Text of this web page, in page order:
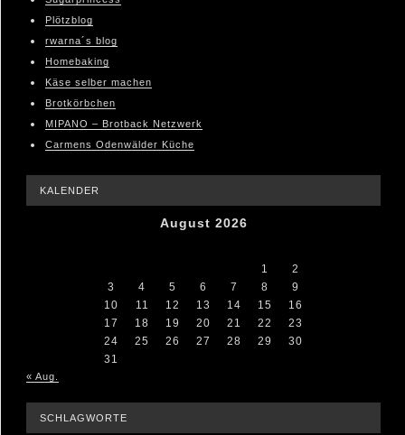
Plötzblog
rwarna´s blog
Homebaking
Käse selber machen
Brotkörbchen
MIPANO – Brotback Netzwerk
Carmens Odenwälder Küche
KALENDER
August 2026
1
2
3
4 5 6 7 8
9
10
11 12 13 14 15
16
17
18 19 20 21 22
23
24
25 26 27 28 29
30
31
« Aug.
SCHLAGWORTE